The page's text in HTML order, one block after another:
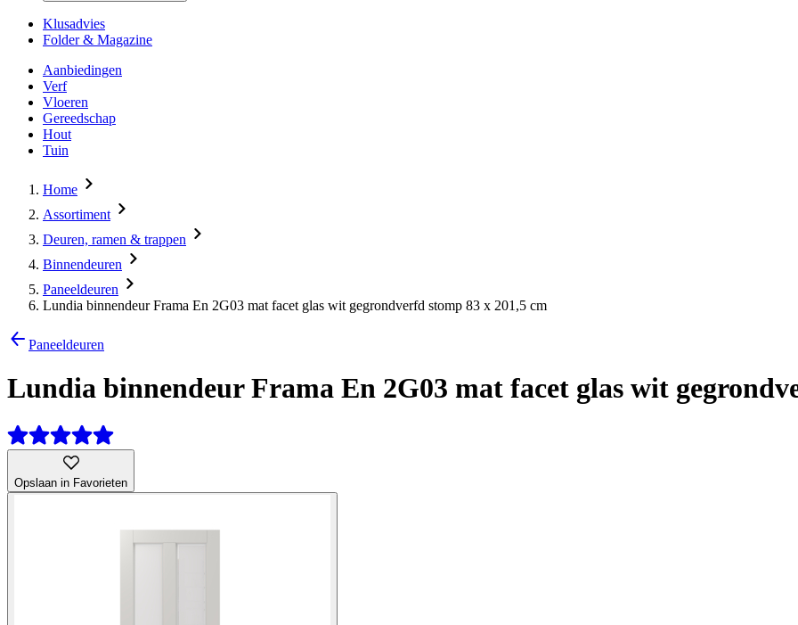
Klusadvies
Folder & Magazine
Aanbiedingen
Verf
Vloeren
Gereedschap
Hout
Tuin
Home
Assortiment
Deuren, ramen & trappen
Binnendeuren
Paneeldeuren
Lundia binnendeur Frama En 2G03 mat facet glas wit gegrondverfd stomp 83 x 201,5 cm
Paneeldeuren
Lundia binnendeur Frama En 2G03 mat facet glas wit
Opslaan in Favorieten